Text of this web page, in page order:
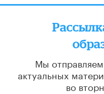
Мы
актуальных
во